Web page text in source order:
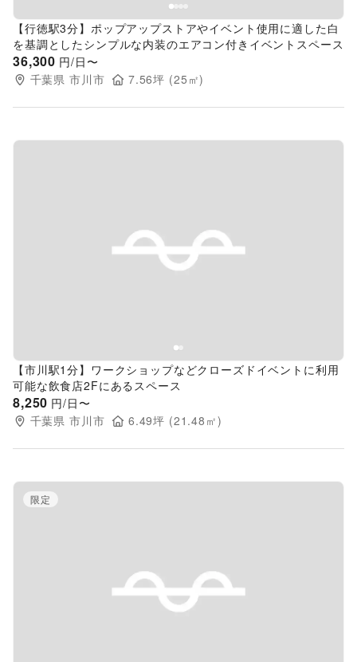
【行徳駅3分】ポップアップストアやイベント使用に適した白
を基調としたシンプルな内装のエアコン付きイベントスペース
36,300 円/日〜
千葉県 市川市 7.56坪 (25 ㎡)
Previous slide
【市川駅1分】ワークショップなどクローズドイベントに利用
可能な飲食店2Fにあるスペース
8,250 円/日〜
千葉県 市川市 6.49坪 (21.48 ㎡)
Previous slide
限定